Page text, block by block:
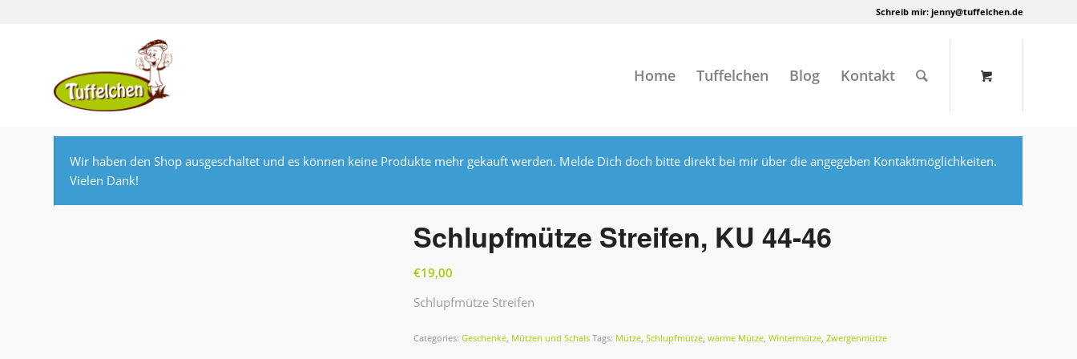
Schreib mir: jenny@tuffelchen.de
Home Tuffelchen Blog Kontakt
Wir haben den Shop ausgeschaltet und es können keine Produkte mehr gekauft werden. Melde Dich doch bitte direkt bei mir über die angegeben Kontaktmöglichkeiten.
Vielen Dank!
Schlupfmütze Streifen, KU 44-46
€19,00
Schlupfmütze Streifen
Categories:Geschenke Mützen und Schals Tags: Mütze ,Schlupfmütze ,warme Mütze ,Wintermütze ,Zwergenmütze